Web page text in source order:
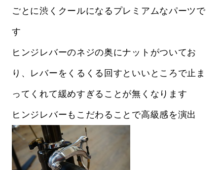
ごとに渋くクールになるプレミアムなパーツで
す
ヒンジレバーのネジの奥にナットがついてお
り、レバーをくるくる回すといいところで止ま
ってくれて緩めすぎることが無くなります
ヒンジレバーもこだわることで高級感を演出